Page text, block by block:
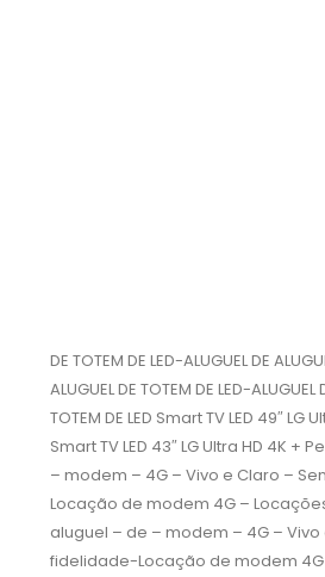
DE TOTEM DE LED-ALUGUEL DE
ALUGUEL DE TOTEM DE LED-ALUGUEL
TOTEM DE LED Smart TV LED 49″ LG
Smart TV LED 43″ LG Ultra HD 4K +
– modem – 4G – Vivo e Claro –
Locação de modem 4G –
aluguel – de – modem – 4G – Vivo
fidelidade-Locação de modem